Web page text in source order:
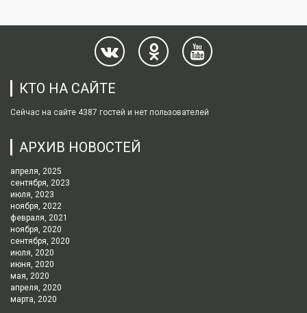
КТО НА САЙТЕ
Сейчас на сайте 4387 гостей и нет пользователей
АРХИВ НОВОСТЕЙ
апреля, 2025
сентября, 2023
июля, 2023
ноября, 2022
февраля, 2021
ноября, 2020
сентября, 2020
июля, 2020
июня, 2020
мая, 2020
апреля, 2020
марта, 2020